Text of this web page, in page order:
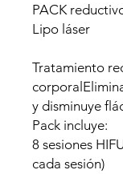
PACK
Lipo láser
Tratamiento
y disminuye
Pack incluye:
8 sesiones
cada sesión)